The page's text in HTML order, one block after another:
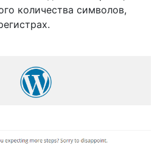
количества символов,